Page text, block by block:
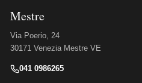
Mestre
Via Poerio, 24
30171 Venezia Mestre VE
041 0986265